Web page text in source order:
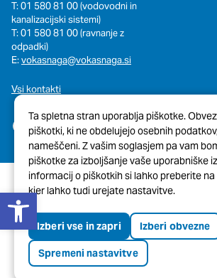
T: 01 580 81 00 (vodovodni in
kanalizacijski sistemi)
T: 01 580 81 00 (ravnanje z
odpadki)
E:vokasnaga@vokasnaga.si
Vsi kontakti
© 2026 Javni Holding
Piškotki
Tehnična pomoč spletne
Izjava o dostopnosti
Oblikovanje in izvedba:
Ta spletna stran uporablja piškotke.
piškotki, ki ne obdelujejo osebnih
nameščeni. Z vašim soglasjem pa vam
piškotke za izboljšanje vaše uporabniške
informacij o piškotkih si lahko preberite
kjer lahko tudi urejate nastavitve.
Izberi vse in zapri Izberi obvezne
Spremeni nastavitve
Open toolbar